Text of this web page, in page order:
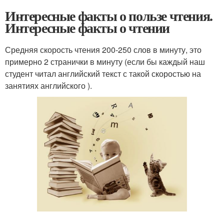
Интересные факты о пользе чтения.
Интересные факты о чтении
Средняя скорость чтения 200-250 слов в минуту, это
примерно 2 странички в минуту (если бы каждый наш
студент читал английский текст с такой скоростью на
занятиях английского ).